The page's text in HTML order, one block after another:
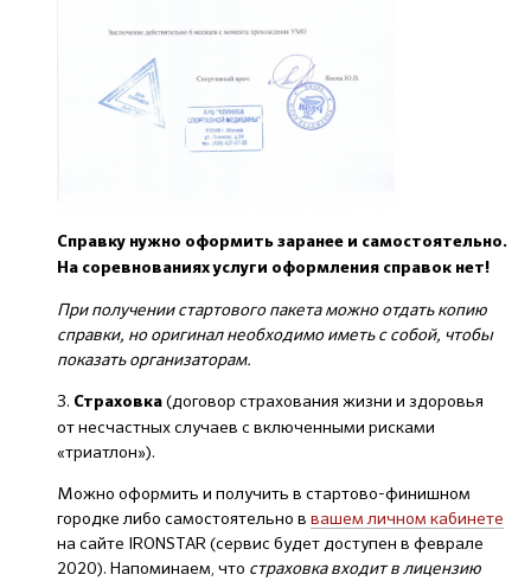
Справку нужно оформить заранее и самостоятельно.
На соревнованиях услуги оформления справок нет!
При получении стартового пакета можно отдать копию
справки, но оригинал необходимо иметь с собой, чтобы
показать организаторам.
3. Страховка (договор страхования жизни и здоровья
от несчастных случаев с включенными рисками
«триатлон»).
Можно оформить и получить в стартово-финишном
городке либо самостоятельно в вашем личном кабинете
на сайте IRONSTAR (сервис будет доступен в феврале
2020). Напоминаем, что страховка входит в лицензию